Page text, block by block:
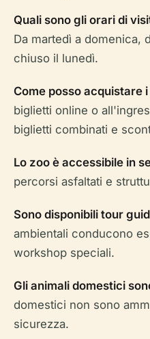
Quali sono gli orari di
Da martedì a domenica,
chiuso il lunedì.
Come posso acquistare
biglietti online o
biglietti combinati e
Lo zoo è accessibile in
percorsi asfaltati e
Sono disponibili tour
ambientali conducono
workshop speciali.
Gli animali domestici
domestici non sono
sicurezza.